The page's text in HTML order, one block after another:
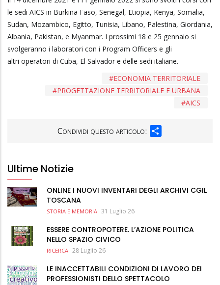
le sedi AICS in Burkina Faso, Senegal, Etiopia, Kenya, Somalia,
Sudan, Mozambico, Egitto, Tunisia, Libano, Palestina, Giordania,
Albania, Pakistan, e Myanmar. I prossimi 18 e 25 gennaio si
svolgeranno i laboratori con i Program Officers e gli
altri operatori di Cuba, El Salvador e delle sedi italiane.
ECONOMIA TERRITORIALE
PROGETTAZIONE TERRITORIALE E URBANA
AICS
Condividi questo articolo:
Ultime Notizie
ONLINE I NUOVI INVENTARI DEGLI ARCHIVI CGIL
TOSCANA
STORIA E MEMORIA 31 Luglio 26
ESSERE CONTROPOTERE. L’AZIONE POLITICA
NELLO SPAZIO CIVICO
RICERCA 28 Luglio 26
LE INACCETTABILI CONDIZIONI DI LAVORO DEI
PROFESSIONISTI DELLO SPETTACOLO